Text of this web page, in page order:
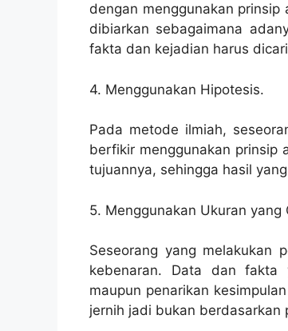
dengan menggunakan
dibiarkan sebagaimana
fakta dan kejadian harus
4. Menggunakan Hipotesis.
Pada metode ilmiah,
berfikir menggunakan prinsip
tujuannya, sehingga hasil
5. Menggunakan Ukuran yang
Seseorang yang melakukan
kebenaran. Data dan fakta
maupun penarikan
jernih jadi bukan berdasarkan